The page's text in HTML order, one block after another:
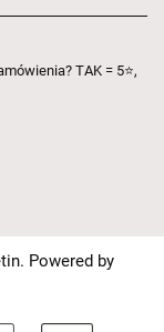
TAK = 5⭐,
Powered by